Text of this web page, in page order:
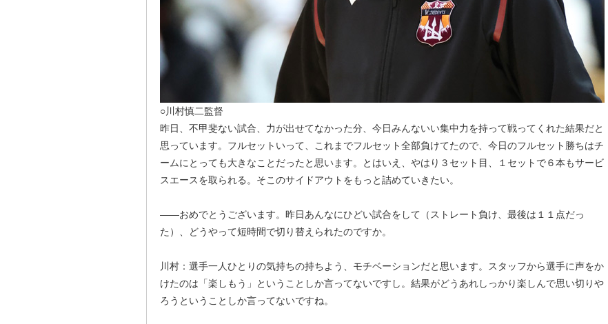
○川村慎二監督
昨日、不甲斐ない試合、力が出せてなかった分、今日みんないい集中力を持って戦ってくれた結果だと
思っています。フルセットいって、これまでフルセット全部負けてたので、今日のフルセット勝ちはチ
ームにとっても大きなことだったと思います。とはいえ、やはり３セット目、１セットで６本もサービ
スエースを取られる。そこのサイドアウトをもっと詰めていきたい。
――おめでとうございます。昨日あんなにひどい試合をして（ストレート負け、最後は１１点だっ
た）、どうやって短時間で切り替えられたのですか。
川村：選手一人ひとりの気持ちの持ちよう、モチベーションだと思います。スタッフから選手に声をか
けたのは「楽しもう」ということしか言ってないですし。結果がどうあれしっかり楽しんで思い切りや
ろうということしか言ってないですね。